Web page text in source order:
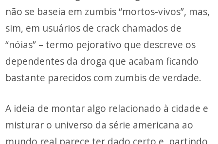
não se baseia em zumbis “mortos-vivos”, mas,
sim, em usuários de crack chamados de
“nóias” – termo pejorativo que descreve os
dependentes da droga que acabam ficando
bastante parecidos com zumbis de verdade.
A ideia de montar algo relacionado à cidade e
misturar o universo da série americana ao
mundo real parece ter dado certo e, partindo